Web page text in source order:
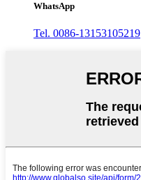
WhatsApp
Tel. 0086-13153105219